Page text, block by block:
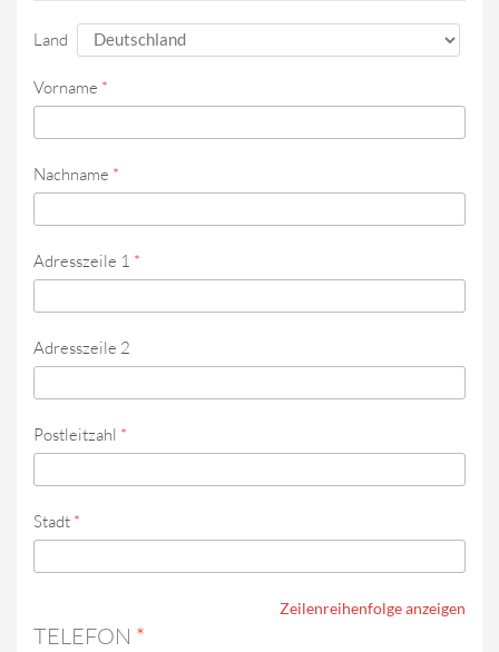
Land
Vorname *
Nachname *
Adresszeile 1 *
Adresszeile 2
Postleitzahl *
Stadt *
Zeilenreihenfolge anzeigen
TELEFON *